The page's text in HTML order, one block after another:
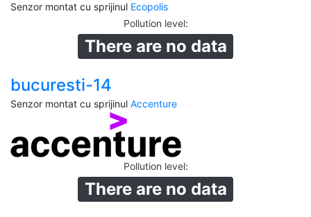
Senzor montat cu sprijinul Ecopolis
Pollution level:
There are no data
bucuresti-14
Senzor montat cu sprijinul Accenture
Pollution level:
There are no data